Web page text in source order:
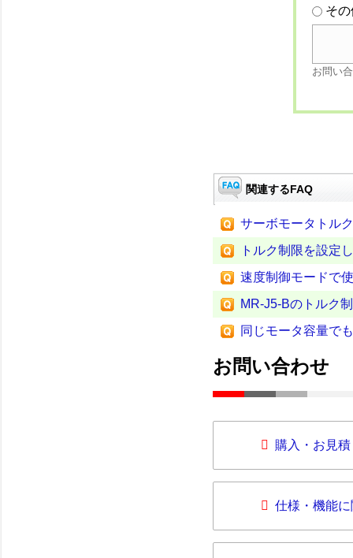
そ
お問い
関連するFAQ
サーボモータトル
トルク制限を設定
速度制御モードで
MR-J5-Bのトルク
同じモータ容量で
お問い合わせ
購入・お見
仕様・機能